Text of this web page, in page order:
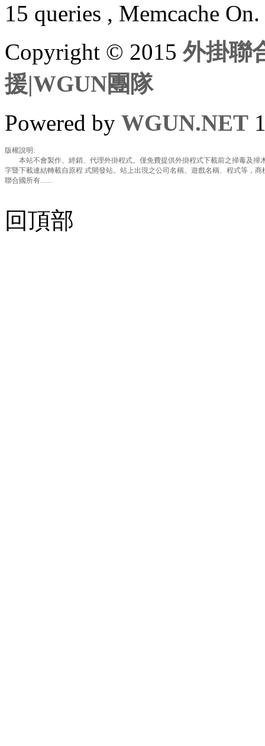
15 queries , Memcache On.
Copyright © 2015外掛聯
援|WGUN團隊
Powered by WGUN.NET
版權說明:
本站不會製作、經銷、代理外掛程式。僅免費提供外掛程式下載前之掃毒及掃
字暨下載連結轉載自原程 式開發站。站上出現之公司名稱、遊戲名稱、程式等，
聯合國所有.......
回頂部